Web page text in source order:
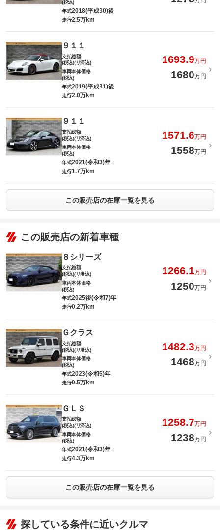
(税込)
年式2018(平成30)後
走行2.5万km
９１１
支払総額
(税込)(リ済込)
1693.9万円
車両本体価格
(税込)
1680万円
年式2019(平成31)後
走行2.0万km
９１１
支払総額
(税込)(リ済込)
1571.6万円
車両本体価格
(税込)
1558万円
年式2021(令和3)年
走行1.7万km
この販売店の在庫一覧を見る
この販売店の新着車種
８シリーズ
支払総額
(税込)(リ済込)
1266.1万円
車両本体価格
(税込)
1250万円
年式2025後(令和7)年
走行0.2万km
Ｇクラス
支払総額
(税込)(リ済込)
1482.3万円
車両本体価格
(税込)
1468万円
年式2023(令和5)年
走行0.5万km
ＧＬＳ
支払総額
(税込)(リ済込)
1258.7万円
車両本体価格
(税込)
1238万円
年式2021(令和3)年
走行4.3万km
この販売店の在庫一覧を見る
探している条件に近いクルマ